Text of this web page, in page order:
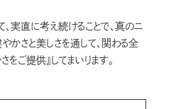
実直に考え続けることで、真のニ
かさと美しさを通して、関わる全
ご提供』してまいります。